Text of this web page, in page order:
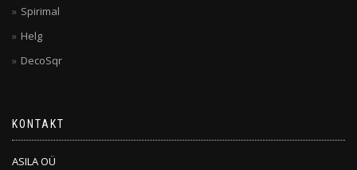
Spirimal
Helg
DecoSqr
KONTAKT
ASILA OÜ